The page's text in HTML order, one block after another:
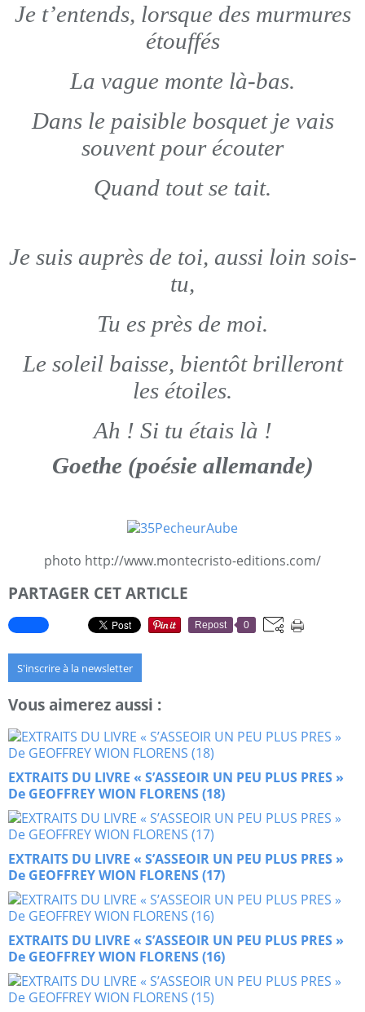
Je t’entends, lorsque des murmures
étouffés
La vague monte là-bas.
Dans le paisible bosquet je vais
souvent pour écouter
Quand tout se tait.
Je suis auprès de toi, aussi loin sois-
tu,
Tu es près de moi.
Le soleil baisse, bientôt brilleront
les étoiles.
Ah ! Si tu étais là !
Goethe (poésie allemande)
photo http://www.montecristo-editions.com/
PARTAGER CET ARTICLE
Repost 0
S'inscrire à la newsletter
Vous aimerez aussi :
EXTRAITS DU LIVRE « S’ASSEOIR UN PEU PLUS PRES »
De GEOFFREY WION FLORENS (18)
EXTRAITS DU LIVRE « S’ASSEOIR UN PEU PLUS PRES »
De GEOFFREY WION FLORENS (17)
EXTRAITS DU LIVRE « S’ASSEOIR UN PEU PLUS PRES »
De GEOFFREY WION FLORENS (16)